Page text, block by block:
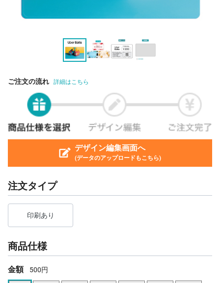
ご注文の流れ 詳細はこちら
デザイン編集画面へ
(データのアップロードもこちら)
注文タイプ
印刷あり
商品仕様
金額 500円